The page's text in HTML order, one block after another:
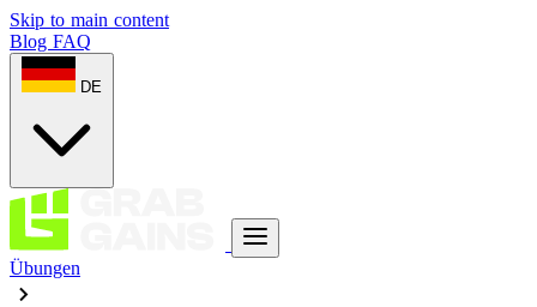
Skip to main content
Blog FAQ
DE
Übungen